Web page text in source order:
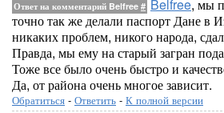
Ответ на комментарий Belfree # Belfree, мы
точно так же делали паспорт Дане в
никаких проблем, никого народа,
Правда, мы ему на старый загран
Тоже все было очень быстро и
Да, от района очень многое зависит.
Обратиться - Ответить - К полной версии